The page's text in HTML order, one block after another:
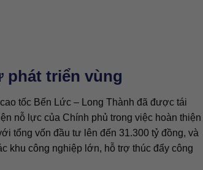
phát triển vùng
tốc Bến Lức – Long Thành đã được tái
nỗ lực của Chính phủ trong việc hoàn thiện
tổng vốn đầu tư lên đến 31.300 tỷ đồng, và
khu công nghiệp lớn, hỗ trợ thúc đẩy công